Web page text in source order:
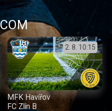
2. 8. 10:15
MFK Havířov
FC Zlín B